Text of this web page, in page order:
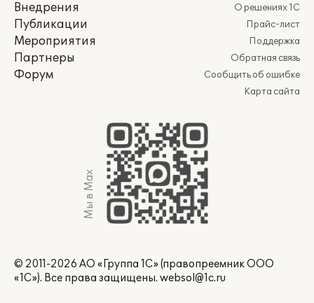
Внедрения
Публикации
Мероприятия
Партнеры
Форум
О решениях 1С
Прайс-лист
Поддержка
Обратная связь
Сообщить об ошибке
Карта сайта
Мы в Max
© 2011-2026 АО «Группа 1С» (правопреемник ООО
«1С»). Все права защищены. websol@1c.ru